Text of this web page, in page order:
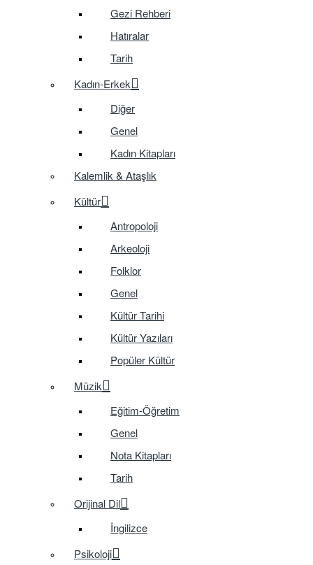
Gezi Rehberi
Hatıralar
Tarih
Kadın-Erkek
Diğer
Genel
Kadın Kitapları
Kalemlik & Ataşlık
Kültür
Antropoloji
Arkeoloji
Folklor
Genel
Kültür Tarihi
Kültür Yazıları
Popüler Kültür
Müzik
Eğitim-Öğretim
Genel
Nota Kitapları
Tarih
Orijinal Dil
İngilizce
Psikoloji